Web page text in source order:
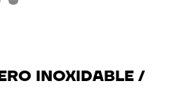
INOXIDABLE /